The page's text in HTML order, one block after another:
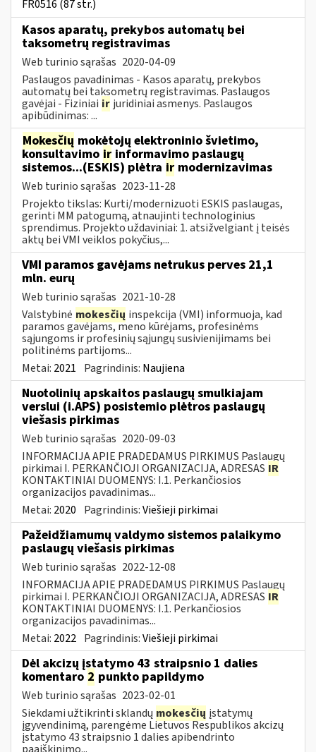
FR0516 (87 str.)
Kasos aparatų, prekybos automatų bei
taksometrų registravimas
Web turinio sąrašas 2020-04-09
Paslaugos pavadinimas - Kasos aparatų, prekybos
automatų bei taksometrų registravimas. Paslaugos
gavėjai - Fiziniai ir juridiniai asmenys. Paslaugos
apibūdinimas: ...
Mokesčių mokėtojų elektroninio švietimo,
konsultavimo ir informavimo paslaugų
sistemos...(ESKIS) plėtra ir modernizavimas
Web turinio sąrašas 2023-11-28
Projekto tikslas: Kurti/modernizuoti ESKIS paslaugas,
gerinti MM patogumą, atnaujinti technologinius
sprendimus. Projekto uždaviniai: 1. atsižvelgiant į teisės
aktų bei VMI veiklos pokyčius,...
VMI paramos gavėjams netrukus perves 21,1
mln. eurų
Web turinio sąrašas 2021-10-28
Valstybinė mokesčių inspekcija (VMI) informuoja, kad
paramos gavėjams, meno kūrėjams, profesinėms
sąjungoms ir profesinių sąjungų susivienijimams bei
politinėms partijoms...
Metai: 2021 Pagrindinis: Naujiena
Nuotolinių apskaitos paslaugų smulkiajam
verslui (i.APS) posistemio plėtros paslaugų
viešasis pirkimas
Web turinio sąrašas 2020-09-03
INFORMACIJA APIE PRADEDAMUS PIRKIMUS Paslaugų
pirkimai I. PERKANČIOJI ORGANIZACIJA, ADRESAS IR
KONTAKTINIAI DUOMENYS: I.1. Perkančiosios
organizacijos pavadinimas...
Metai: 2020 Pagrindinis:Viešieji pirkimai
Pažeidžiamumų valdymo sistemos palaikymo
paslaugų viešasis pirkimas
Web turinio sąrašas 2022-12-08
INFORMACIJA APIE PRADEDAMUS PIRKIMUS Paslaugų
pirkimai I. PERKANČIOJI ORGANIZACIJA, ADRESAS IR
KONTAKTINIAI DUOMENYS: I.1. Perkančiosios
organizacijos pavadinimas...
Metai: 2022 Pagrindinis:Viešieji pirkimai
Dėl akcizų įstatymo 43 straipsnio 1 dalies
komentaro 2 punkto papildymo
Web turinio sąrašas 2023-02-01
Siekdami užtikrinti sklandų mokesčių įstatymų
įgyvendinimą, parengėme Lietuvos Respublikos akcizų
įstatymo 43 straipsnio 1 dalies apibendrinto
paaiškinimo...